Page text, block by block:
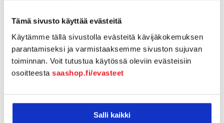
Tämä sivusto käyttää evästeitä
Käytämme tällä sivustolla evästeitä kävijäkokemuksen
parantamiseksi ja varmistaaksemme sivuston sujuvan
toiminnan. Voit tutustua käytössä oleviin evästeisiin
osoitteesta saashop.fi/evasteet
Salli kaikki
toimivan markkinoinnin sydän.
Haluatko testata tai tilata
Causalytics-ohjelmiston
yrityksesi markkinointiin.
Causalytics ja muita markkinoinnin ohjelmistoja
saat SaaShop-verkkokaupasta. Jos haluat kokeilla